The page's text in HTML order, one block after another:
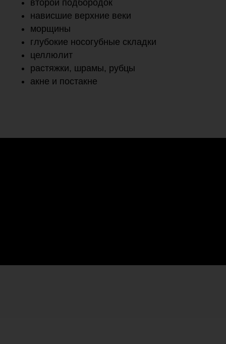
второй подбородок
нависшие верхние веки
морщины
глубокие носогубные складки
целлюлит
растяжки, шрамы, рубцы
акне и постакне